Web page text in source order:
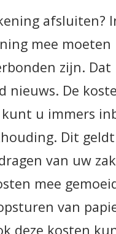
afsluiten?
mee
zijn.
nieuws. De
u immers
Dit
van uw
mee
van
deze kosten